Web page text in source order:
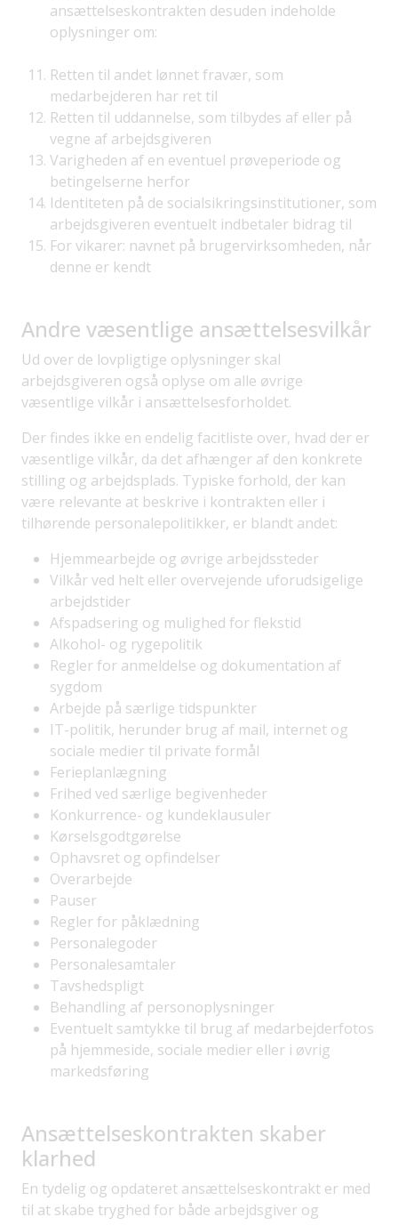
ansættelseskontrakten desuden indeholde
oplysninger om:
Retten til andet lønnet fravær, som
medarbejderen har ret til
Retten til uddannelse, som tilbydes af eller på
vegne af arbejdsgiveren
Varigheden af en eventuel prøveperiode og
betingelserne herfor
Identiteten på de socialsikringsinstitutioner, som
arbejdsgiveren eventuelt indbetaler bidrag til
For vikarer: navnet på brugervirksomheden, når
denne er kendt
Andre væsentlige ansættelsesvilkår
Ud over de lovpligtige oplysninger skal
arbejdsgiveren også oplyse om alle øvrige
væsentlige vilkår i ansættelsesforholdet.
Der findes ikke en endelig facitliste over, hvad der er
væsentlige vilkår, da det afhænger af den konkrete
stilling og arbejdsplads. Typiske forhold, der kan
være relevante at beskrive i kontrakten eller i
tilhørende personalepolitikker, er blandt andet:
Hjemmearbejde og øvrige arbejdssteder
Vilkår ved helt eller overvejende uforudsigelige
arbejdstider
Afspadsering og mulighed for flekstid
Alkohol- og rygepolitik
Regler for anmeldelse og dokumentation af
sygdom
Arbejde på særlige tidspunkter
IT-politik, herunder brug af mail, internet og
sociale medier til private formål
Ferieplanlægning
Frihed ved særlige begivenheder
Konkurrence- og kundeklausuler
Kørselsgodtgørelse
Ophavsret og opfindelser
Overarbejde
Pauser
Regler for påklædning
Personalegoder
Personalesamtaler
Tavshedspligt
Behandling af personoplysninger
Eventuelt samtykke til brug af medarbejderfotos
på hjemmeside, sociale medier eller i øvrig
markedsføring
Ansættelseskontrakten skaber
klarhed
En tydelig og opdateret ansættelseskontrakt er med
til at skabe tryghed for både arbejdsgiver og